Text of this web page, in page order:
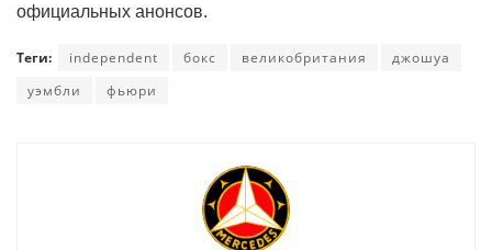
официальных анонсов.
Теги: independent бокс великобритания
джошуа
уэмбли
фьюри